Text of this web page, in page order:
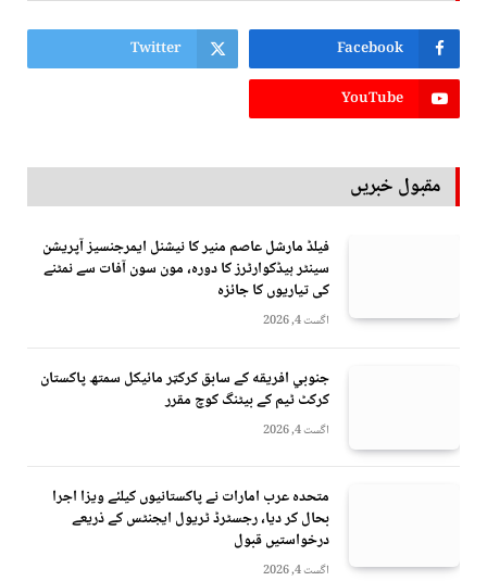
Facebook
Twitter
YouTube
مقبول خبریں
فیلڈ مارشل عاصم منیر کا نیشنل ایمرجنسیز آپریشن
سینٹر ہیڈکوارٹرز کا دورہ، مون سون آفات سے نمٹنے
کی تیاریوں کا جائزہ
اگست 4, 2026
جنوبي افريقه کے سابق کرکټر مائیکل سمتھ پاکستان
کرکٹ ٹیم کے بیٹنگ کوچ مقرر
اگست 4, 2026
متحدہ عرب امارات نے پاکستانیوں کیلئے ویزا اجرا
بحال کر دیا، رجسٹرڈ ٹریول ایجنٹس کے ذریعے
درخواستیں قبول
اگست 4, 2026